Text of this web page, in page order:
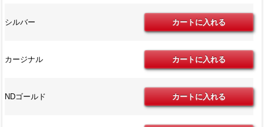
シルバー
カージナル
NDゴールド